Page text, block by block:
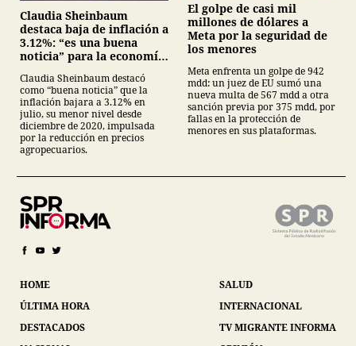
Claudia Sheinbaum
destaca baja de inflación a
3.12%: “es una buena
noticia” para la economía
Claudia Sheinbaum destacó
como “buena noticia” que la
inflación bajara a 3.12% en
julio, su menor nivel desde
diciembre de 2020, impulsada
por la reducción en precios
agropecuarios.
El golpe de casi mil
millones de dólares a
Meta por la seguridad de
los menores
Meta enfrenta un golpe de 942
mdd: un juez de EU sumó una
nueva multa de 567 mdd a otra
sanción previa por 375 mdd, por
fallas en la protección de
menores en sus plataformas.
HOME
ÚLTIMA HORA
DESTACADOS
SALUD
INTERNACIONAL
TV MIGRANTE INFORMA